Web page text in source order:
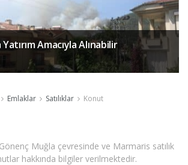
Yatırım Amacıyla Alınabilir
Emlaklar Satılıklar Konut
Muğla çevresinde ve Marmaris satılık
hakkında bilgiler verilmektedir.